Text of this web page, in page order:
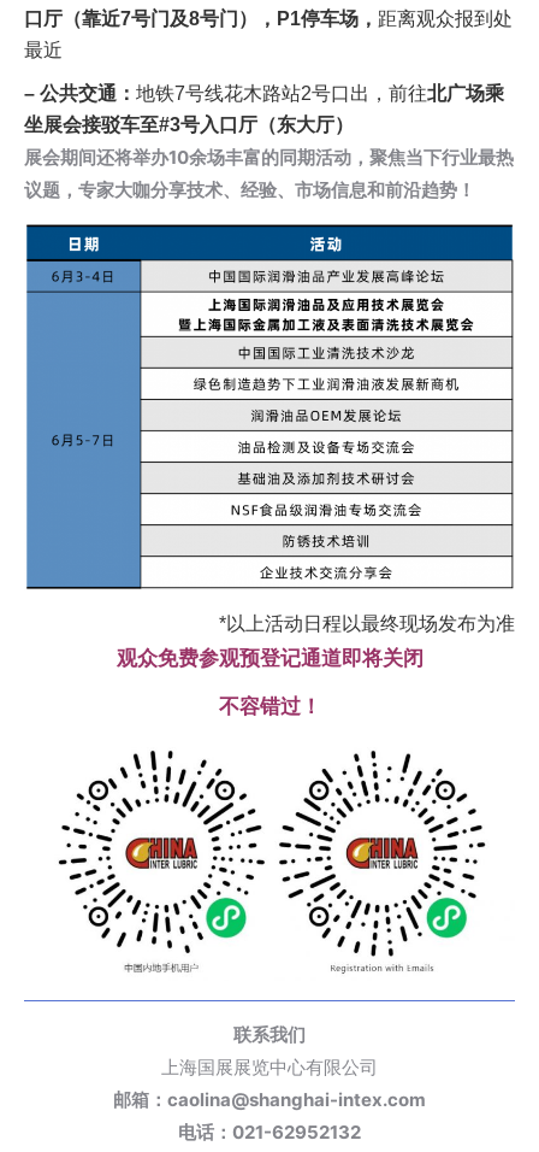
口厅（靠近7号门及8号门），P1停车场， 距离观众报到处
最近
– 公共交通： 地铁7号线花木路站2号口出，前往北广场乘
坐展会接驳车至#3号入口厅（东大厅）
展会期间还将举办10余场丰富的同期活动，聚焦当下行业最热
议题，专家大咖分享技术、经验、市场信息和前沿趋势！
*以上活动日程以最终现场发布为准
观众免费参观预登记通道即将关闭
不容错过！
联系我们
上海国展展览中心有限公司
邮箱：caolina@shanghai-intex.com
电话：021-62952132